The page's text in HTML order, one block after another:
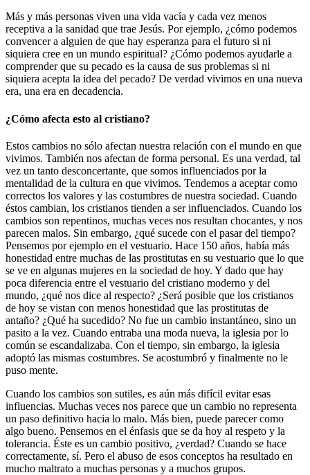
Más y más personas viven una vida vacía y cada vez menos
receptiva a la sanidad que trae Jesús. Por ejemplo, ¿cómo podemos
convencer a alguien de que hay esperanza para el futuro si ni
siquiera cree en un mundo espiritual? ¿Cómo podemos ayudarle a
comprender que su pecado es la causa de sus problemas si ni
siquiera acepta la idea del pecado? De verdad vivimos en una nueva
era, una era en decadencia.
¿Cómo afecta esto al cristiano?
Estos cambios no sólo afectan nuestra relación con el mundo en que
vivimos. También nos afectan de forma personal. Es una verdad, tal
vez un tanto desconcertante, que somos influenciados por la
mentalidad de la cultura en que vivimos. Tendemos a aceptar como
correctos los valores y las costumbres de nuestra sociedad. Cuando
éstos cambian, los cristianos tienden a ser influenciados. Cuando los
cambios son repentinos, muchas veces nos resultan chocantes, y nos
parecen malos. Sin embargo, ¿qué sucede con el pasar del tiempo?
Pensemos por ejemplo en el vestuario. Hace 150 años, había más
honestidad entre muchas de las prostitutas en su vestuario que lo que
se ve en algunas mujeres en la sociedad de hoy. Y dado que hay
poca diferencia entre el vestuario del cristiano moderno y del
mundo, ¿qué nos dice al respecto? ¿Será posible que los cristianos
de hoy se vistan con menos honestidad que las prostitutas de
antaño? ¿Qué ha sucedido? No fue un cambio instantáneo, sino un
pasito a la vez. Cuando entraba una moda nueva, la iglesia por lo
común se escandalizaba. Con el tiempo, sin embargo, la iglesia
adoptó las mismas costumbres. Se acostumbró y finalmente no le
puso mente.
Cuando los cambios son sutiles, es aún más difícil evitar esas
influencias. Muchas veces nos parece que un cambio no representa
un paso definitivo hacia lo malo. Más bien, puede parecer como
algo bueno. Pensemos en el énfasis que se da hoy al respeto y la
tolerancia. Éste es un cambio positivo, ¿verdad? Cuando se hace
correctamente, sí. Pero el abuso de esos conceptos ha resultado en
mucho maltrato a muchas personas y a muchos grupos.